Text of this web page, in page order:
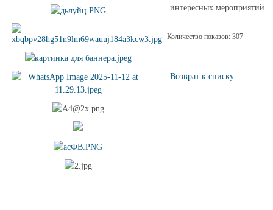
интересных мероприятий.
Количество показов: 307
Возврат к списку